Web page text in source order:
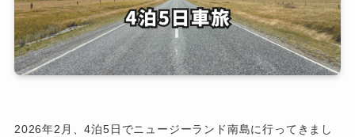
2026年2月、4泊5日でニュージーランド南島に行ってきまし